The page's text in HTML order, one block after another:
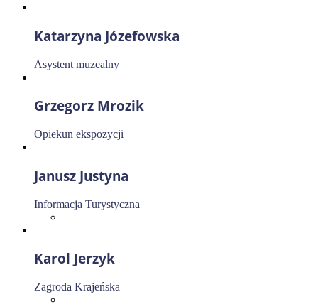
Katarzyna Józefowska
Asystent muzealny
Grzegorz Mrozik
Opiekun ekspozycji
Janusz Justyna
Informacja Turystyczna
Karol Jerzyk
Zagroda Krajeńska